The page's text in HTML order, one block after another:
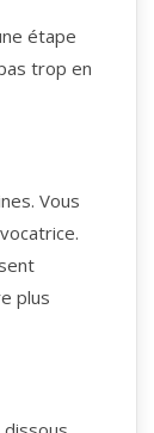
étape
trop en
Vous
plus